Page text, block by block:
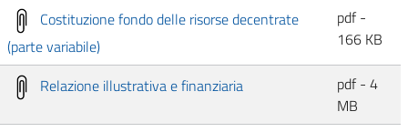
Costituzione fondo delle risorse decentrate
(parte variabile)
pdf -
166 KB
Relazione illustrativa e finanziaria
pdf - 4
MB